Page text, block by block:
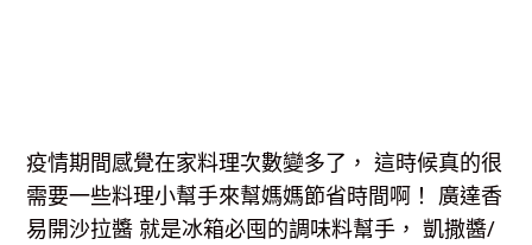
疫情期間感覺在家料理次數變多了， 這時候真的很
需要一些料理小幫手來幫媽媽節省時間啊！ 廣達香
易開沙拉醬 就是冰箱必囤的調味料幫手， 凱撒醬/